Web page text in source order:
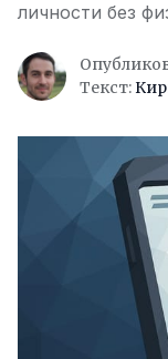
личности без
Текст: